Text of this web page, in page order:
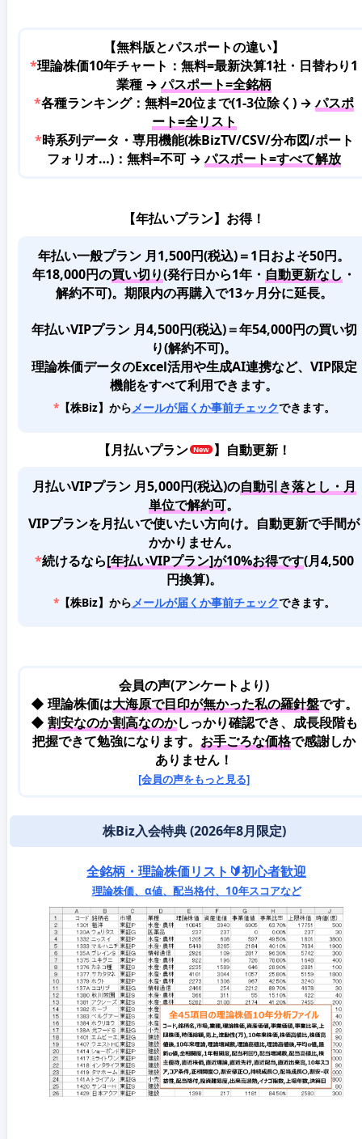
【無料版とパスポートの違い】
*理論株価10年チャート：無料=最新決算1社・日替わり1
業種 →パスポート=全銘柄
*各種ランキング：無料=20位まで(1-3位除く) →パスポ
ート=全リスト
*時系列データ・専用機能(株BizTV/CSV/分布図/ポート
フォリオ…)：無料=不可 →パスポート=すべて解放
【年払いプラン】お得！
年払い一般プラン 月1,500円(税込)＝1日およそ50円。
年18,000円の買い切り(発行日から1年・ 自動更新なし ・
解約不可)。期限内の再購入で13ヶ月分に延長。
年払いVIPプラン 月4,500円(税込)＝年54,000円の買い切
り(解約不可)。
理論株価データのExcel活用や生成AI連携など、VIP限定
機能をすべて利用できます。
*【株Biz】からメールが届くか事前チェックできます。
【月払いプラン 】自動更新！
月払いVIPプラン 月5,000円(税込)の自動引き落とし・月
単位で解約可。
VIPプランを月払いで使いたい方向け。自動更新で手間が
かかりません。
*続けるなら[年払いVIPプラン]が10%お得です(月4,500
円換算)。
*【株Biz】からメールが届くか事前チェックできます。
会員の声(アンケートより)
◆ 理論株価は大海原で目印が無かった私の羅針盤です。
◆ 割安なのか割高なのかしっかり確認でき、成長段階も
把握できて勉強になります。 お手ごろな価格で感謝しか
ありません！
[会員の声をもっと見る]
株Biz入会特典 (2026年8月限定)
全銘柄・理論株価リスト🔰初心者歓迎
理論株価、α値、配当格付、10年スコアなど